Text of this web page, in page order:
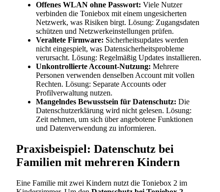
Offenes WLAN ohne Passwort: Viele Nutzer
verbinden die Toniebox mit einem ungesicherten
Netzwerk, was Risiken birgt. Lösung: Zugangsdaten
schützen und Netzwerkeinstellungen prüfen.
Veraltete Firmware: Sicherheitsupdates werden
nicht eingespielt, was Datensicherheitsprobleme
verursacht. Lösung: Regelmäßig Updates installieren.
Unkontrollierte Account-Nutzung: Mehrere
Personen verwenden denselben Account mit vollen
Rechten. Lösung: Separate Accounts oder
Profilverwaltung nutzen.
Mangelndes Bewusstsein für Datenschutz: Die
Datenschutzerklärung wird nicht gelesen. Lösung:
Zeit nehmen, um sich über angebotene Funktionen
und Datenverwendung zu informieren.
Praxisbeispiel: Datenschutz bei
Familien mit mehreren Kindern
Eine Familie mit zwei Kindern nutzt die Toniebox 2 im